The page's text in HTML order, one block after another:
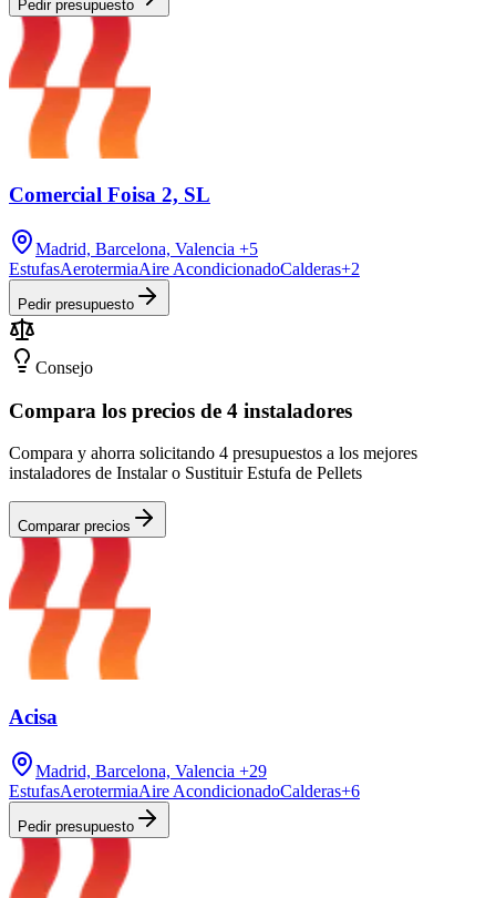
Pedir presupuesto
Comercial Foisa 2, SL
Madrid, Barcelona, Valencia +5
EstufasAerotermiaAire AcondicionadoCalderas+2
Pedir presupuesto
Consejo
Compara los precios de 4 instaladores
Compara y ahorra solicitando 4 presupuestos a los mejores
instaladores de Instalar o Sustituir Estufa de Pellets
Comparar precios
Acisa
Madrid, Barcelona, Valencia +29
EstufasAerotermiaAire AcondicionadoCalderas+6
Pedir presupuesto